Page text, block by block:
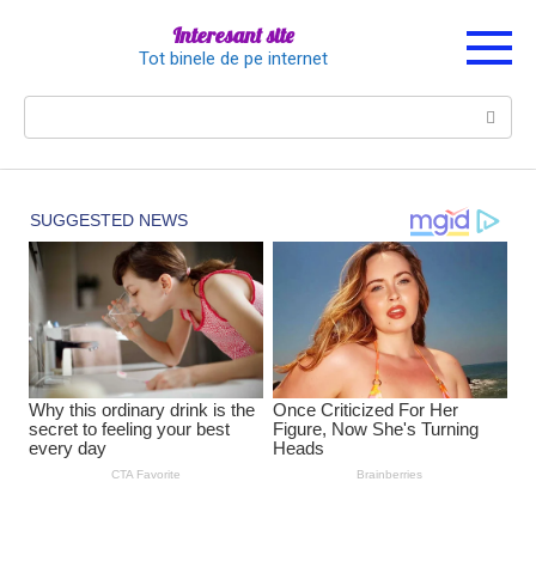
Interesant site
Tot binele de pe internet